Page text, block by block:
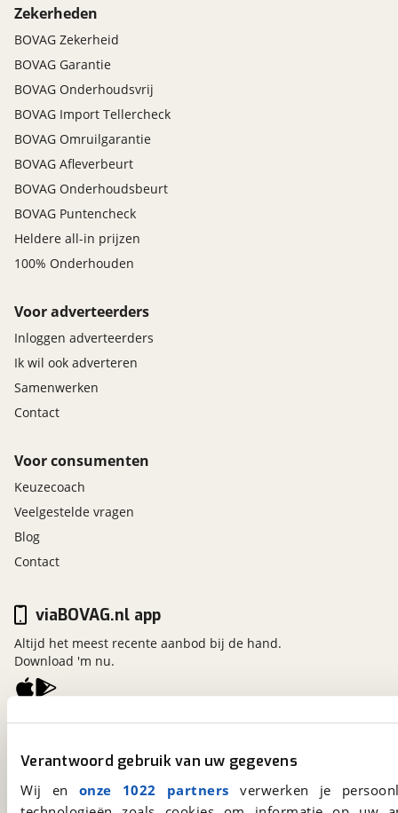
Verantwoord gebruik van uw gegevens
Wij en onze 1022 partners verwerken je
Zekerheden
BOVAG Zekerheid
BOVAG Garantie
BOVAG Onderhoudsvrij
BOVAG Import Tellercheck
BOVAG Omruilgarantie
BOVAG Afleverbeurt
BOVAG Onderhoudsbeurt
BOVAG Puntencheck
Heldere all-in prijzen
100% Onderhouden
Voor adverteerders
Inloggen adverteerders
Ik wil ook adverteren
Samenwerken
Contact
Voor consumenten
Keuzecoach
Veelgestelde vragen
Blog
Contact
viaBOVAG.nl
Kosterijland
3981 AJ Bunnik
Een initiatief van
BOVAG
viaBOVAG.nl app
Altijd het meest recente aanbod bij de hand.
Download 'm nu.